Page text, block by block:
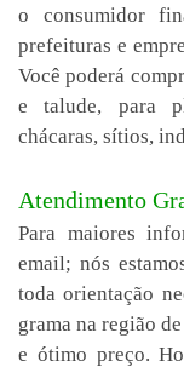
o consumidor
prefeituras e
Você poderá
e talude, para
chácaras, sítios,
Atendimento
Para maiores
email; nós
toda orientação
grama na região
e ótimo preço.